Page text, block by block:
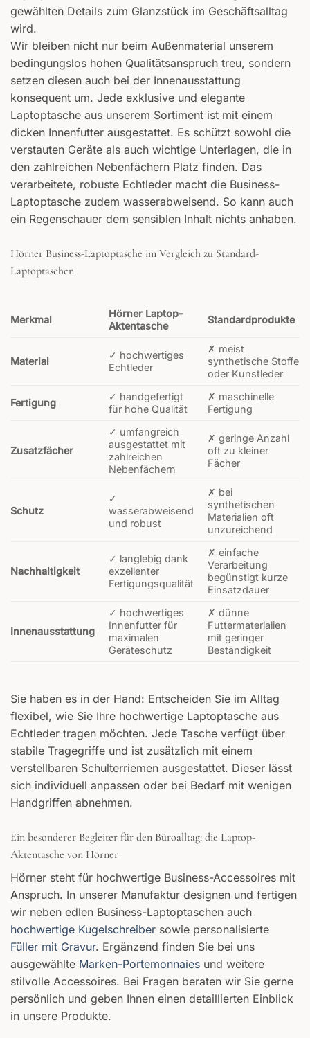
gewählten Details zum Glanzstück im Geschäftsalltag
wird.
Wir bleiben nicht nur beim Außenmaterial unserem
bedingungslos hohen Qualitätsanspruch treu, sondern
setzen diesen auch bei der Innenausstattung
konsequent um. Jede exklusive und elegante
Laptoptasche aus unserem Sortiment ist mit einem
dicken Innenfutter ausgestattet. Es schützt sowohl die
verstauten Geräte als auch wichtige Unterlagen, die in
den zahlreichen Nebenfächern Platz finden. Das
verarbeitete, robuste Echtleder macht die Business-
Laptoptasche zudem wasserabweisend. So kann auch
ein Regenschauer dem sensiblen Inhalt nichts anhaben.
Hörner Business-Laptoptasche im Vergleich zu Standard-
Laptoptaschen
Merkmal
Hörner Laptop-
Aktentasche
Standardprodukte
Material
✓ hochwertiges
Echtleder
✗ meist
synthetische Stoffe
oder Kunstleder
Fertigung
✓ handgefertigt
für hohe Qualität
✗ maschinelle
Fertigung
Zusatzfächer
✓ umfangreich
ausgestattet mit
zahlreichen
Nebenfächern
✗ geringe Anzahl
oft zu kleiner
Fächer
Schutz
✓
wasserabweisend
und robust
✗ bei
synthetischen
Materialien oft
unzureichend
Nachhaltigkeit
✓ langlebig dank
exzellenter
Fertigungsqualität
✗ einfache
Verarbeitung
begünstigt kurze
Einsatzdauer
Innenausstattung
✓ hochwertiges
Innenfutter für
maximalen
Geräteschutz
✗ dünne
Futtermaterialien
mit geringer
Beständigkeit
Sie haben es in der Hand: Entscheiden Sie im Alltag
flexibel, wie Sie Ihre hochwertige Laptoptasche aus
Echtleder tragen möchten. Jede Tasche verfügt über
stabile Tragegriffe und ist zusätzlich mit einem
verstellbaren Schulterriemen ausgestattet. Dieser lässt
sich individuell anpassen oder bei Bedarf mit wenigen
Handgriffen abnehmen.
Ein besonderer Begleiter für den Büroalltag: die Laptop-
Aktentasche von Hörner
Hörner steht für hochwertige Business-Accessoires mit
Anspruch. In unserer Manufaktur designen und fertigen
wir neben edlen Business-Laptoptaschen auch
hochwertige Kugelschreiber sowie personalisierte
Füller mit Gravur. Ergänzend finden Sie bei uns
ausgewählte Marken-Portemonnaies und weitere
stilvolle Accessoires. Bei Fragen beraten wir Sie gerne
persönlich und geben Ihnen einen detaillierten Einblick
in unsere Produkte.